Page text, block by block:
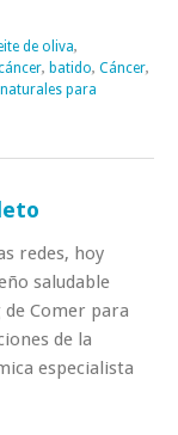
de oliva,
, batido, Cáncer,
para
redes, hoy
saludable
Comer para
de la
especialista